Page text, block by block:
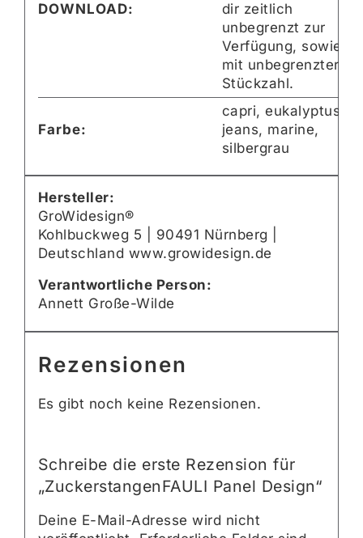
DOWNLOAD:
dir zeitlich
unbegrenzt zur
Verfügung, sowie
mit unbegrenzter
Stückzahl.
Farbe:
capri, eukalyptus,
jeans, marine,
silbergrau
Hersteller:
GroWidesign®
Kohlbuckweg 5 | 90491 Nürnberg |
Deutschland www.growidesign.de
Verantwortliche Person:
Annett Große-Wilde
Rezensionen
Es gibt noch keine Rezensionen.
Schreibe die erste Rezension für
„ZuckerstangenFAULI Panel Design“
Deine E-Mail-Adresse wird nicht